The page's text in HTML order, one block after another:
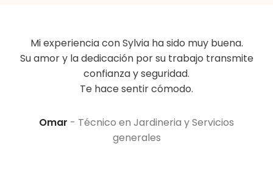
Mi experiencia con Sylvia ha sido muy buena.
Su amor y la dedicación por su trabajo transmite
confianza y seguridad.
Te hace sentir cómodo.
Omar
Técnico en Jardineria y Servicios
generales